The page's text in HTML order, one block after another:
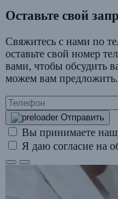
Оставьте свой
Свяжитесь с нами по
оставьте свой номер
вами, чтобы обсудить
можем вам предложить.
Отправить
Вы принимаете
Я даю согласие на